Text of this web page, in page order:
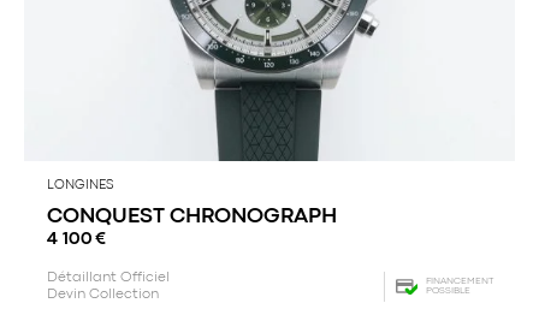
LONGINES
CONQUEST CHRONOGRAPH
4 100 €
Détaillant Officiel
Devin Collection
FINANCEMENT
POSSIBLE